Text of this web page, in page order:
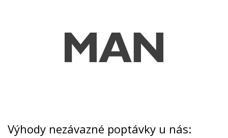
Výhody nezávazné poptávky u nás: